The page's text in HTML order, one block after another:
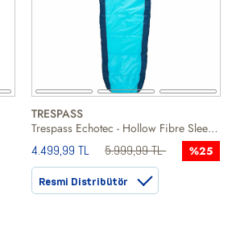
TRESPASS
Trespass Echotec - Hollow Fibre Sleeping Bag Unisex Uyku Tulumu
4.499,99 TL 5.999,99 TL %25
Resmi Distribütör